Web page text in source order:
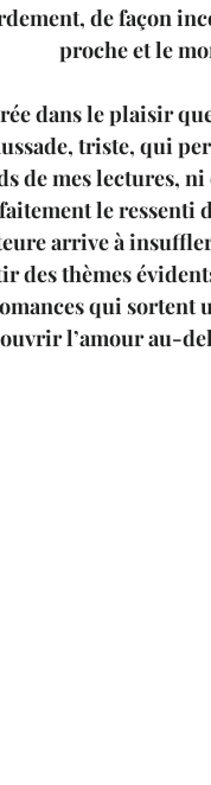
de façon
proche et le
dans le plaisir
triste, qui
de mes lectures,
le ressenti
arrive à
des thèmes
qui sortent
l’amour au-